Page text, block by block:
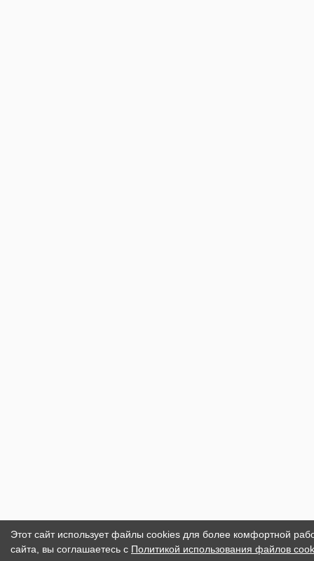
Этот сайт использует файлы cookies для более комфортной
сайта, вы соглашаетесь с Политикой использования файлов